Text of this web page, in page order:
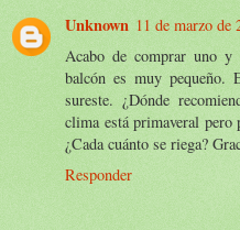
Unknown 11 de marzo de
Acabo de comprar uno
balcón es muy
sureste. ¿Dónde
clima está primaveral
¿Cada cuánto se riega?
Responder